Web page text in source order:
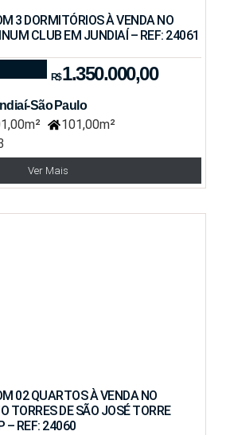
3 DORMITÓRIOS À VENDA NO
CLUB EM JUNDIAÍ – REF: 24061
R$1.350.000,00
São Paulo
101,00m²
Ver Mais
02 QUARTOS À VENDA NO
TORRES DE SÃO JOSÉ TORRE
– REF: 24060